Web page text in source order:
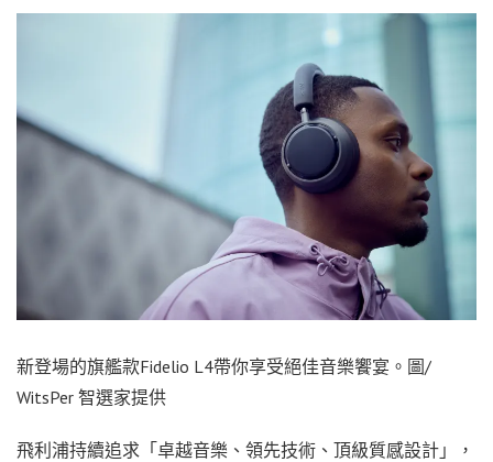
新登場的旗艦款Fidelio L4帶你享受絕佳音樂饗宴。圖/
WitsPer 智選家提供
飛利浦持續追求「卓越音樂、領先技術、頂級質感設計」，